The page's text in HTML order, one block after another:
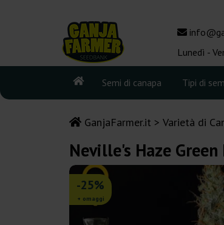
Lunedì -
Semi di canapa Tipi di
GanjaFarmer.it Varietà di
Neville's Haze Green
-25%
+ omaggi